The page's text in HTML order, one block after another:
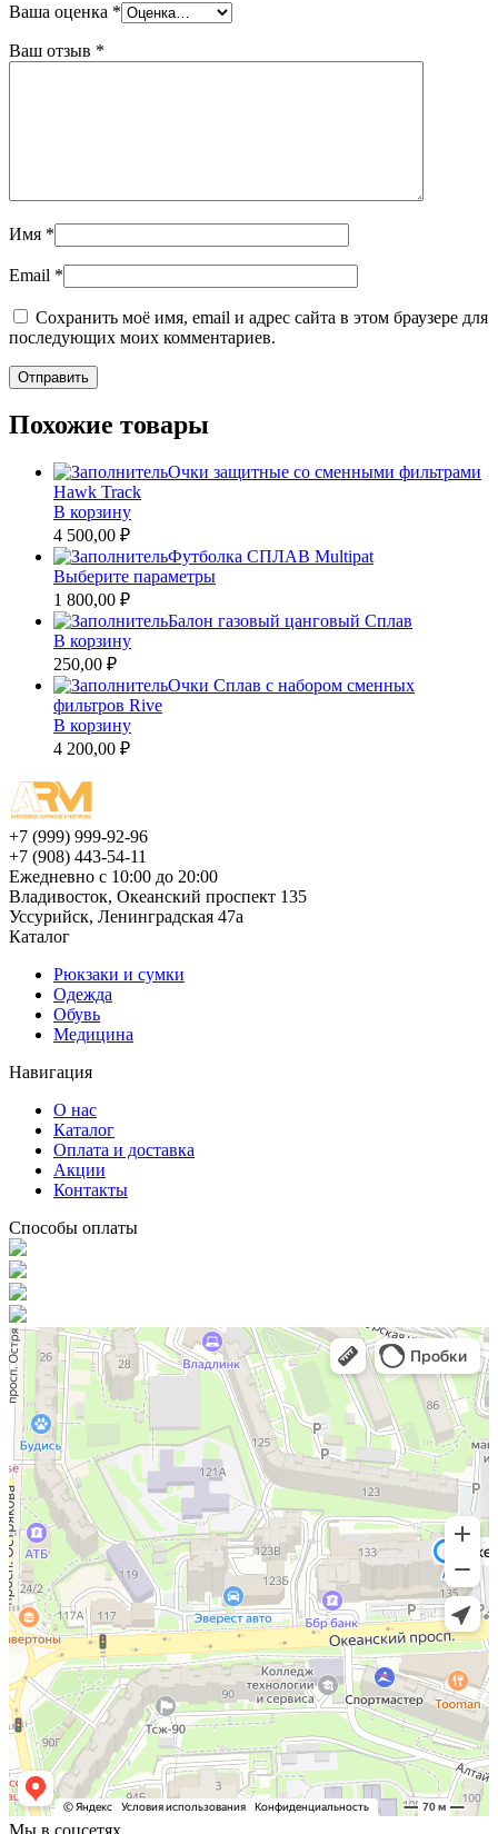
Ваша оценка *
Ваш отзыв *
Имя *
Email *
Сохранить моё имя, email и адрес сайта в этом браузере для
последующих моих комментариев.
Похожие товары
Очки защитные со сменными фильтрами
Hawk Track
В корзину
4 500,00 ₽
Футболка СПЛАВ Multipat
Выберите параметрыЭтот
имеет
несколько
Опции
можно
1 800,00 ₽
Балон газовый цанговый Сплав
В корзину
250,00 ₽
Очки Сплав с набором сменных
фильтров Rive
В корзину
4 200,00 ₽
+7 (999) 999-92-96
+7 (908) 443-54-11
Ежедневно с 10:00 до 20:00
Владивосток, Океанский проспект 135
Уссурийск, Ленинградская 47а
Каталог
Рюкзаки и сумки
Одежда
Обувь
Медицина
Навигация
О нас
Каталог
Оплата и доставка
Акции
Контакты
Способы оплаты